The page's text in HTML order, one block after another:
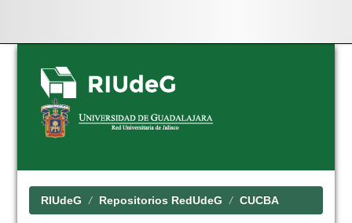
Skip
navigation
RIUdeG Repositorios RedUdeG CUCBA